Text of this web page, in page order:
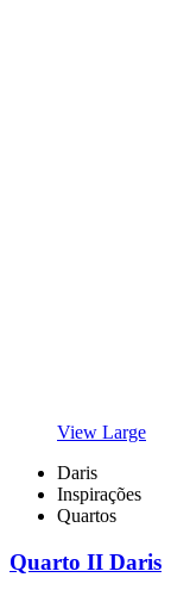
View Large
Daris
Inspirações
Quartos
Quarto II Daris